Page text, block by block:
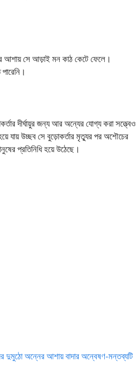
আশায় সে আড়াই মন কাঠ কেটে ফেলে।
দীর্ঘায়ুর জন্য আর অন্যের যোগ্য করা সত্ত্বেও
যায় উচ্ছব সে বুড়োকর্তার মৃত্যুর পর অশৌচের
প্রতিনিধি হয়ে উঠেছে।
দুমুঠো অন্নের আশায় বাদার অন্বেষণ-মন্তব্যটি